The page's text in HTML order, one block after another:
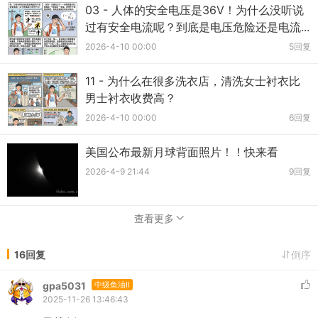
03 - 人体的安全电压是36V！为什么没听说
过有安全电流呢？到底是电压危险还是电流...
2026-4-10 00:00 5回复
11 - 为什么在很多洗衣店，清洗女士衬衣比
男士衬衣收费高？
2026-4-10 00:00 6回复
美国公布最新月球背面照片！！快来看
2026-4-9 21:44 9回复
查看更多
16回复 倒序
gpa5031 中级鱼油II
2025-11-26 13:46:43